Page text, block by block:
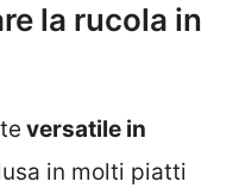
la rucola in
versatile in
in molti piatti